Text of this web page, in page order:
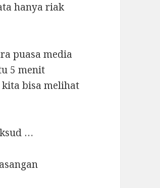
hanya riak
puasa media
5 menit
kita bisa melihat
…